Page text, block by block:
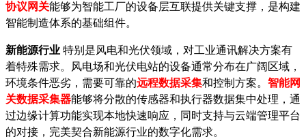
协议网关能够为智能工厂的设备层互联提供关键支撑，是构建
智能制造体系的基础组件。
新能源行业 特别是风电和光伏领域，对工业通讯解决方案有
着特殊需求。风电场和光伏电站的设备通常分布在广阔区域，
环境条件恶劣，需要可靠的远程数据采集和控制方案。 智能网
关数据采集器能够将分散的传感器和执行器数据集中处理，通
过边缘计算功能实现本地快速响应，同时支持与云端管理平台
的对接，完美契合新能源行业的数字化需求。